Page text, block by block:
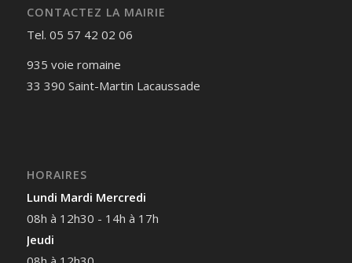
CONTACTEZ LA MAIRIE
Tel. 05 57 42 02 06
935 voie romaine
33 390 Saint-Martin Lacaussade
HORAIRES
Lundi Mardi Mercredi
08h à 12h30 - 14h à 17h
Jeudi